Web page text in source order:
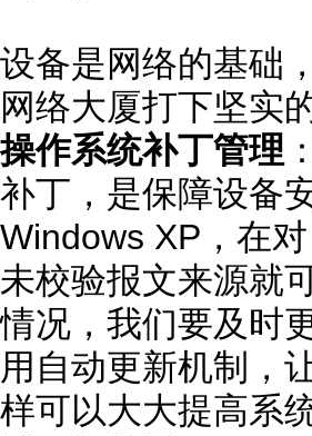
设备是网络的基础
网络大厦打下坚实
操作系统补丁管理
补丁，是保障设备
Windows XP，在
未校验报文来源就
情况，我们要及时
用自动更新机制，
样可以大大提高系